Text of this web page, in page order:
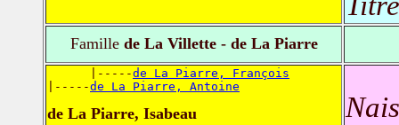
Famillede La Villette - de La Piarre
      |-----
de La Piarre, François
|-----de La Piarre, Antoine
de La Piarre, Isabeau